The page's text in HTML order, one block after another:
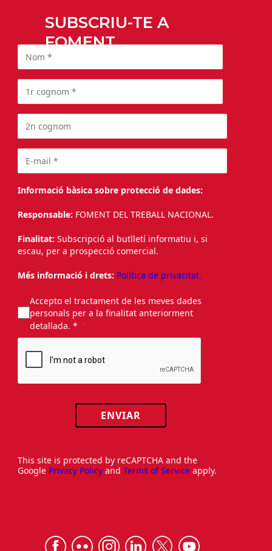
SUBSCRIU-TE A
FOMENT
Informació bàsica sobre protecció de dades:
Responsable: FOMENT DEL TREBALL NACIONAL.
Finalitat: Subscripció al butlletí informatiu i, si
escau, per a prospecció comercial.
Més informació i drets: Política de privacitat.
Accepto el tractament de les meves dades
personals per a la finalitat anteriorment
detallada. *
ENVIAR
This site is protected by reCAPTCHA and the
Google Privacy Policy and Terms of Service apply.